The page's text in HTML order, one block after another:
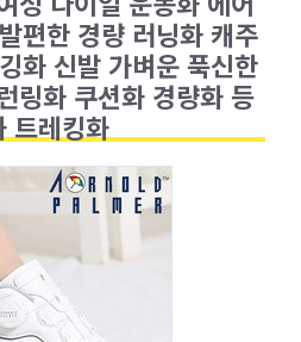
편한 경량 러닝화 캐주
화 신발 가벼운 푹신한
링화 쿠션화 경량화 등
트레킹화